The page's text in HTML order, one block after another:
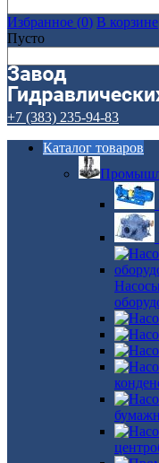
Избранное (0) В корзине
Пусто
+7 (383) 235-94-83
Каталог товаров